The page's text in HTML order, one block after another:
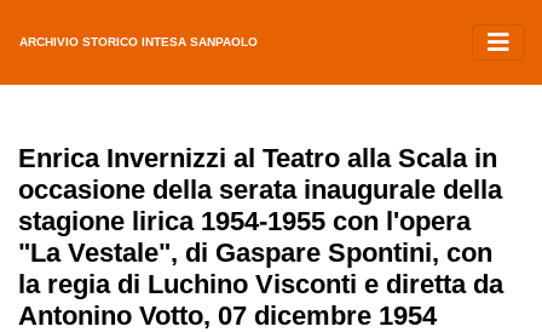
ARCHIVIO STORICO INTESA SANPAOLO
Enrica Invernizzi al Teatro alla Scala in
occasione della serata inaugurale della
stagione lirica 1954-1955 con l'opera
"La Vestale", di Gaspare Spontini, con
la regia di Luchino Visconti e diretta da
Antonino Votto, 07 dicembre 1954